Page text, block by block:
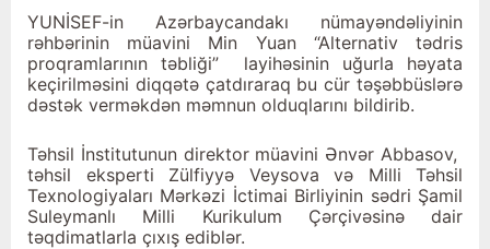
YUNİSEF-in Azərbaycandakı nümayəndəliyinin
rəhbərinin müavini Min Yuan “Alternativ tədris
proqramlarının təbliği” layihəsinin uğurla həyata
keçirilməsini diqqətə çatdıraraq bu cür təşəbbüslərə
dəstək verməkdən məmnun olduqlarını bildirib.
Təhsil İnstitutunun direktor müavini Ənvər Abbasov,
təhsil eksperti Zülfiyyə Veysova və Milli Təhsil
Texnologiyaları Mərkəzi İctimai Birliyinin sədri Şamil
Suleymanlı Milli Kurikulum Çərçivəsinə dair
təqdimatlarla çıxış ediblər.